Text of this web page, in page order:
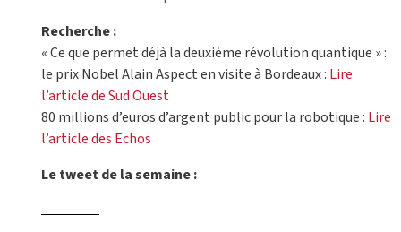
Recherche :
« Ce que permet déjà la deuxième révolution quantique » :
le prix Nobel Alain Aspect en visite à Bordeaux : Lire
l’article de Sud Ouest
80 millions d’euros d’argent public pour la robotique : Lire
l’article des Echos
Le tweet de la semaine :